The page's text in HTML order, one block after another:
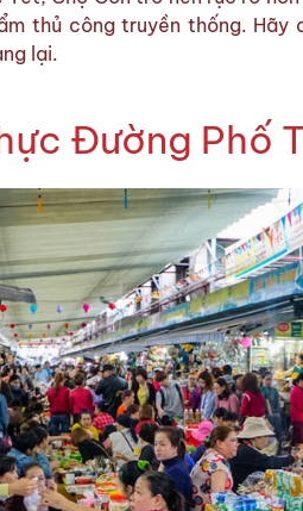
thủ công truyền thống. Hãy
lại.
Đường Phố